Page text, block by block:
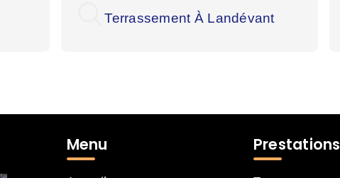
Terrassement À Landévant
Menu Prestations